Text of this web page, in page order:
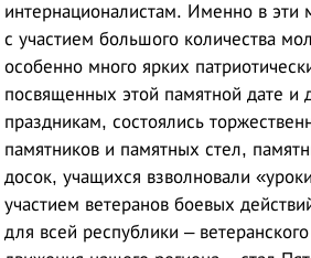
интернационалистам. Именно в эти
с участием большого количества
особенно много ярких
посвященных этой памятной дате и
праздникам, состоялись
памятников и памятных стел,
досок, учащихся взволновали
участием ветеранов боевых
для всей республики –